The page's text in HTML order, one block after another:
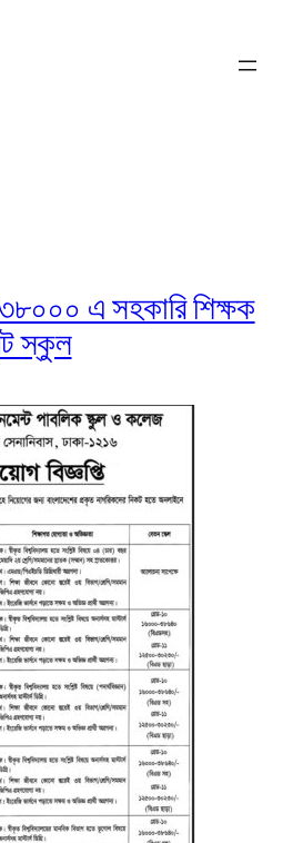
এ সহকারি শিক্ষক
স্কুল